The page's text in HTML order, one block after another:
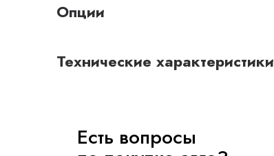
Опции
Технические характеристики
Есть вопросы